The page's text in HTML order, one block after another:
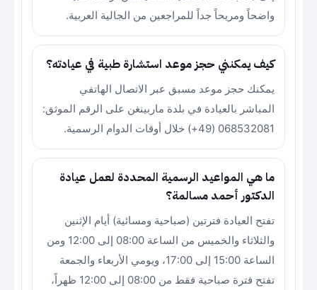
واضحاً ومريحاً جداً للمراجعين من الجالية العربية.
كيف يمكنني حجز موعد استشارة طبية في عيادته؟
يمكنك حجز موعد مسبق عبر الاتصال الهاتفي
المباشر بالعيادة في بلدة ماربينغن على الرقم الموثق:
068532081 (49+) خلال أوقات الدوام الرسمية.
ما هي المواعيد الرسمية المحددة لعمل عيادة
الدكتور أحمد مسالمة؟
تفتح العيادة فترتين (صباحية ومسائية) أيام الإثنين
والثلاثاء والخميس من الساعة 08:00 إلى 12:00 ومن
الساعة 15:00 إلى 17:00، ويومي الأربعاء والجمعة
تفتح فترة صباحية فقط من 08:00 إلى 12:00 ظهراً،